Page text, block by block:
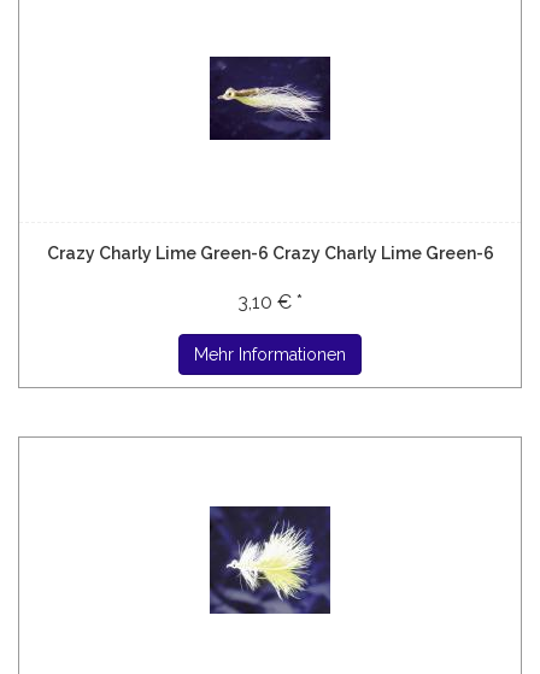
Crazy Charly Lime Green-6 Crazy Charly Lime Green-6
3,10 € *
Mehr Informationen